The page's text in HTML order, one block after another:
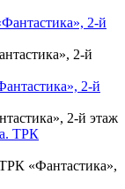
2-й
2-й этаж
«‎Фантастика»,